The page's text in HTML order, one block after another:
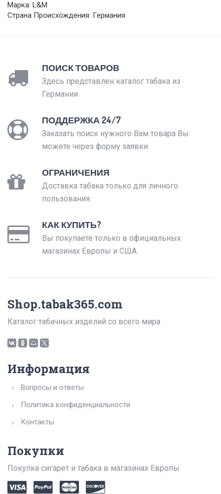
Марка: L&M
Страна Происхождения: Германия
ПОИСК ТОВАРОВ
Здесь представлен каталог табака из
Германии
ПОДДЕРЖКА 24/7
Заказать поиск нужного Вам товара Вы
можете через форму заявки
ОГРАНИЧЕНИЯ
Доставка табака только для личного
пользования.
КАК КУПИТЬ?
Вы покупаете только в официальных
магазинах Европы и США.
Shop.tabak365.com
Каталог табачных изделий со всего мира
Информация
Вопросы и ответы
Политика конфиденциальности
Контакты
Покупки
Покупка сигарет и табака в магазинах Европы